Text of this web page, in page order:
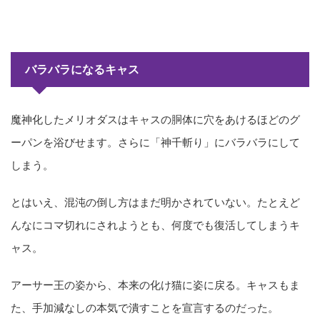
バラバラになるキャス
魔神化したメリオダスはキャスの胴体に穴をあけるほどのグ
ーパンを浴びせます。さらに「神千斬り」にバラバラにして
しまう。
とはいえ、混沌の倒し方はまだ明かされていない。たとえど
んなにコマ切れにされようとも、何度でも復活してしまうキ
ャス。
アーサー王の姿から、本来の化け猫に姿に戻る。キャスもま
た、手加減なしの本気で潰すことを宣言するのだった。